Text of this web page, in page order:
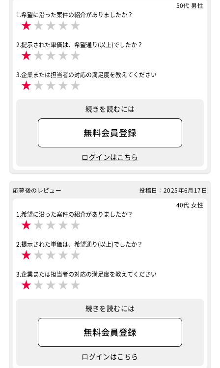
PMO
スキル
特徴 40歳以上も活躍中
その他 40歳以上も活躍中
50代 男性
1.希望に沿った案件の紹介がありましたか？
★ ★ ★ ★ ★
2.提示された単価は、希望通り(以上)でしたか？
★ ★ ★ ★ ★
3.企業または担当者の対応の満足度を教えてください
★ ★ ★ ★ ★
続きを読むには
無料会員登録
ログインはこちら
応募後のレビュー
投稿日：2025年6月17日
40代 女性
1.希望に沿った案件の紹介がありましたか？
★ ★ ★ ★ ★
2.提示された単価は、希望通り(以上)でしたか？
★ ★ ★ ★ ★
3.企業または担当者の対応の満足度を教えてください
★ ★ ★ ★ ★
続きを読むには
無料会員登録
ログインはこちら